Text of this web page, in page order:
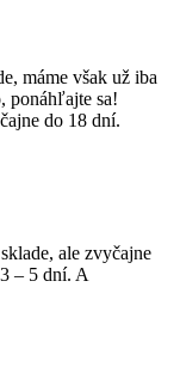
máme však už iba
ponáhľajte sa!
do 18 dní.
ale zvyčajne
– 5 dní. A